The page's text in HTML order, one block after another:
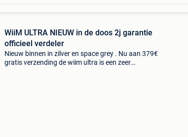
WiiM ULTRA NIEUW in de doos 2j garantie
officieel verdeler
Nieuw binnen in zilver en space grey . Nu aan 379€
gratis verzending de wiim ultra is een zeer